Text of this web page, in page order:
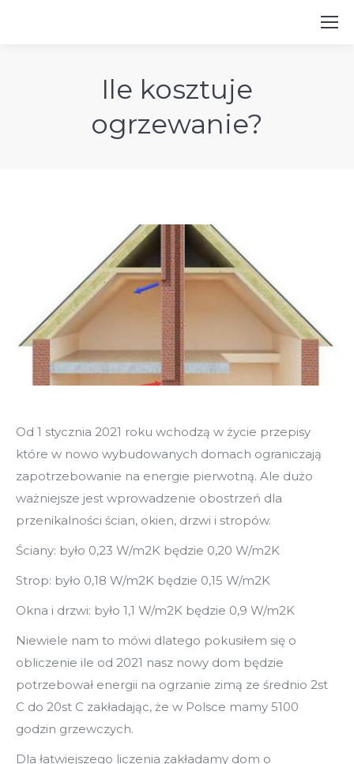
Ile kosztuje
ogrzewanie?
Od 1 stycznia 2021 roku wchodzą w życie przepisy
które w nowo wybudowanych domach ograniczają
zapotrzebowanie na energie pierwotną. Ale dużo
ważniejsze jest wprowadzenie obostrzeń dla
przenikalności ścian, okien, drzwi i stropów.
Ściany: było 0,23 W/m2K będzie 0,20 W/m2K
Strop: było 0,18 W/m2K będzie 0,15 W/m2K
Okna i drzwi: było 1,1 W/m2K będzie 0,9 W/m2K
Niewiele nam to mówi dlatego pokusiłem się o
obliczenie ile od 2021 nasz nowy dom będzie
potrzebował energii na ogrzanie zimą ze średnio 2st
C do 20st C zakładając, że w Polsce mamy 5100
godzin grzewczych.
Dla łatwiejszego liczenia zakładamy dom o